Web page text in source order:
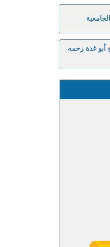
أبو غدة رحمه